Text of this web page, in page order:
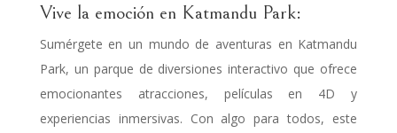
Vive la emoción en Katmandu Park:
Sumérgete en un mundo de aventuras en Katmandu
Park, un parque de diversiones interactivo que ofrece
emocionantes atracciones, películas en 4D y
experiencias inmersivas. Con algo para todos, este